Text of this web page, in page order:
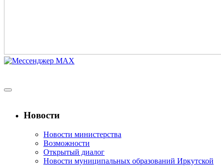
Новости
Новости министерства
Возможности
Открытый диалог
Новости муниципальных образований Иркутской